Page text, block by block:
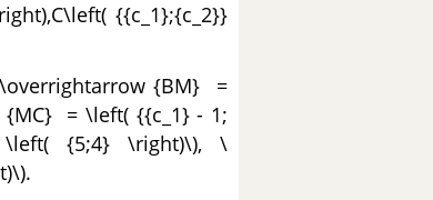
{{c_1};{c_2}}
{BM} =
= \left( {{c_1} - 1;
{5;4} \right)\), \